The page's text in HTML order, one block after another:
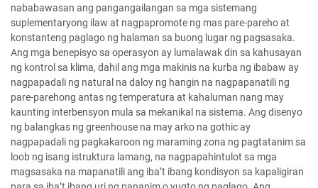
nababawasan ang pangangailangan sa mga sistemang
suplementaryong ilaw at nagpapromote ng mas pare-pareho at
konstanteng paglago ng halaman sa buong lugar ng pagsasaka.
Ang mga benepisyo sa operasyon ay lumalawak din sa kahusayan
ng kontrol sa klima, dahil ang mga makinis na kurba ng ibabaw ay
nagpapadali ng natural na daloy ng hangin na nagpapanatili ng
pare-parehong antas ng temperatura at kahaluman nang may
kaunting interbensyon mula sa mekanikal na sistema. Ang disenyo
ng balangkas ng greenhouse na may arko na gothic ay
nagpapadali ng pagkakaroon ng maraming zona ng pagtatanim sa
loob ng isang istruktura lamang, na nagpapahintulot sa mga
magsasaka na mapanatili ang iba’t ibang kondisyon sa kapaligiran